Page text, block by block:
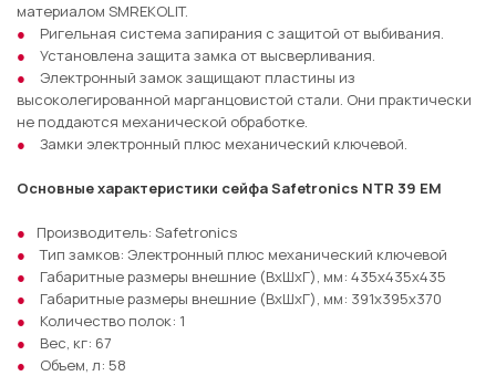
материалом SMREKOLIT.
Ригельная система запирания с защитой от выбивания.
Установлена защита замка от высверливания.
Электронный замок защищают пластины из
высоколегированной марганцовистой стали. Они практически
не поддаются механической обработке.
Замки электронный плюс механический ключевой.
Основные характеристики сейфа Safetronics NTR 39 EM
Производитель: Safetronics
Тип замков: Электронный плюс механический ключевой
Габаритные размеры внешние (ВхШхГ), мм: 435х435х435
Габаритные размеры внешние (ВхШхГ), мм: 391х395х370
Количество полок: 1
Вес, кг: 67
Объем, л: 58